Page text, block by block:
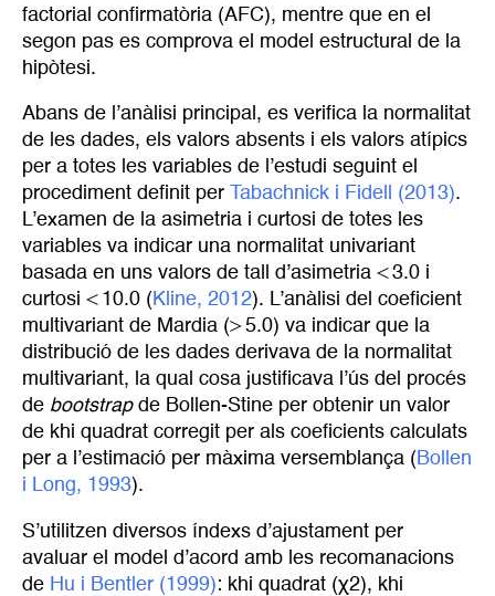
factorial confirmatòria (AFC), mentre que en el
segon pas es comprova el model estructural de la
hipòtesi.
Abans de l’anàlisi principal, es verifica la normalitat
de les dades, els valors absents i els valors atípics
per a totes les variables de l’estudi seguint el
procediment definit per
Tabachnick i Fidell (2013).
L’examen de la asimetria i curtosi de totes les
variables va indicar una normalitat univariant
basada en uns valors de tall d’asimetria < 3.0 i
curtosi < 10.0 ( Kline, 2012). L’anàlisi del coeficient
multivariant de Mardia (> 5.0) va indicar que la
distribució de les dades derivava de la normalitat
multivariant, la qual cosa justificava l’ús del procés
de bootstrapde Bollen-Stine per obtenir un valor
de khi quadrat corregit per als coeficients calculats
per a l’estimació per màxima versemblança ( Bollen
i Long, 1993).
S’utilitzen diversos índexs d’ajustament per
avaluar el model d’acord amb les recomanacions
de Hu i Bentler (1999): khi quadrat (χ2), khi